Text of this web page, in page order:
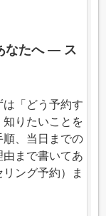
なたへ — ス
は「どう予約す
りたいことを
順、当日までの
まで書いてあ
ング予約）ま